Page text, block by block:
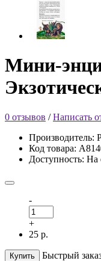
Мини-
0 отзывов /Написать
Производитель:
Код товара:
Доступность: На
-
+
25 р.
Купить Быстрый